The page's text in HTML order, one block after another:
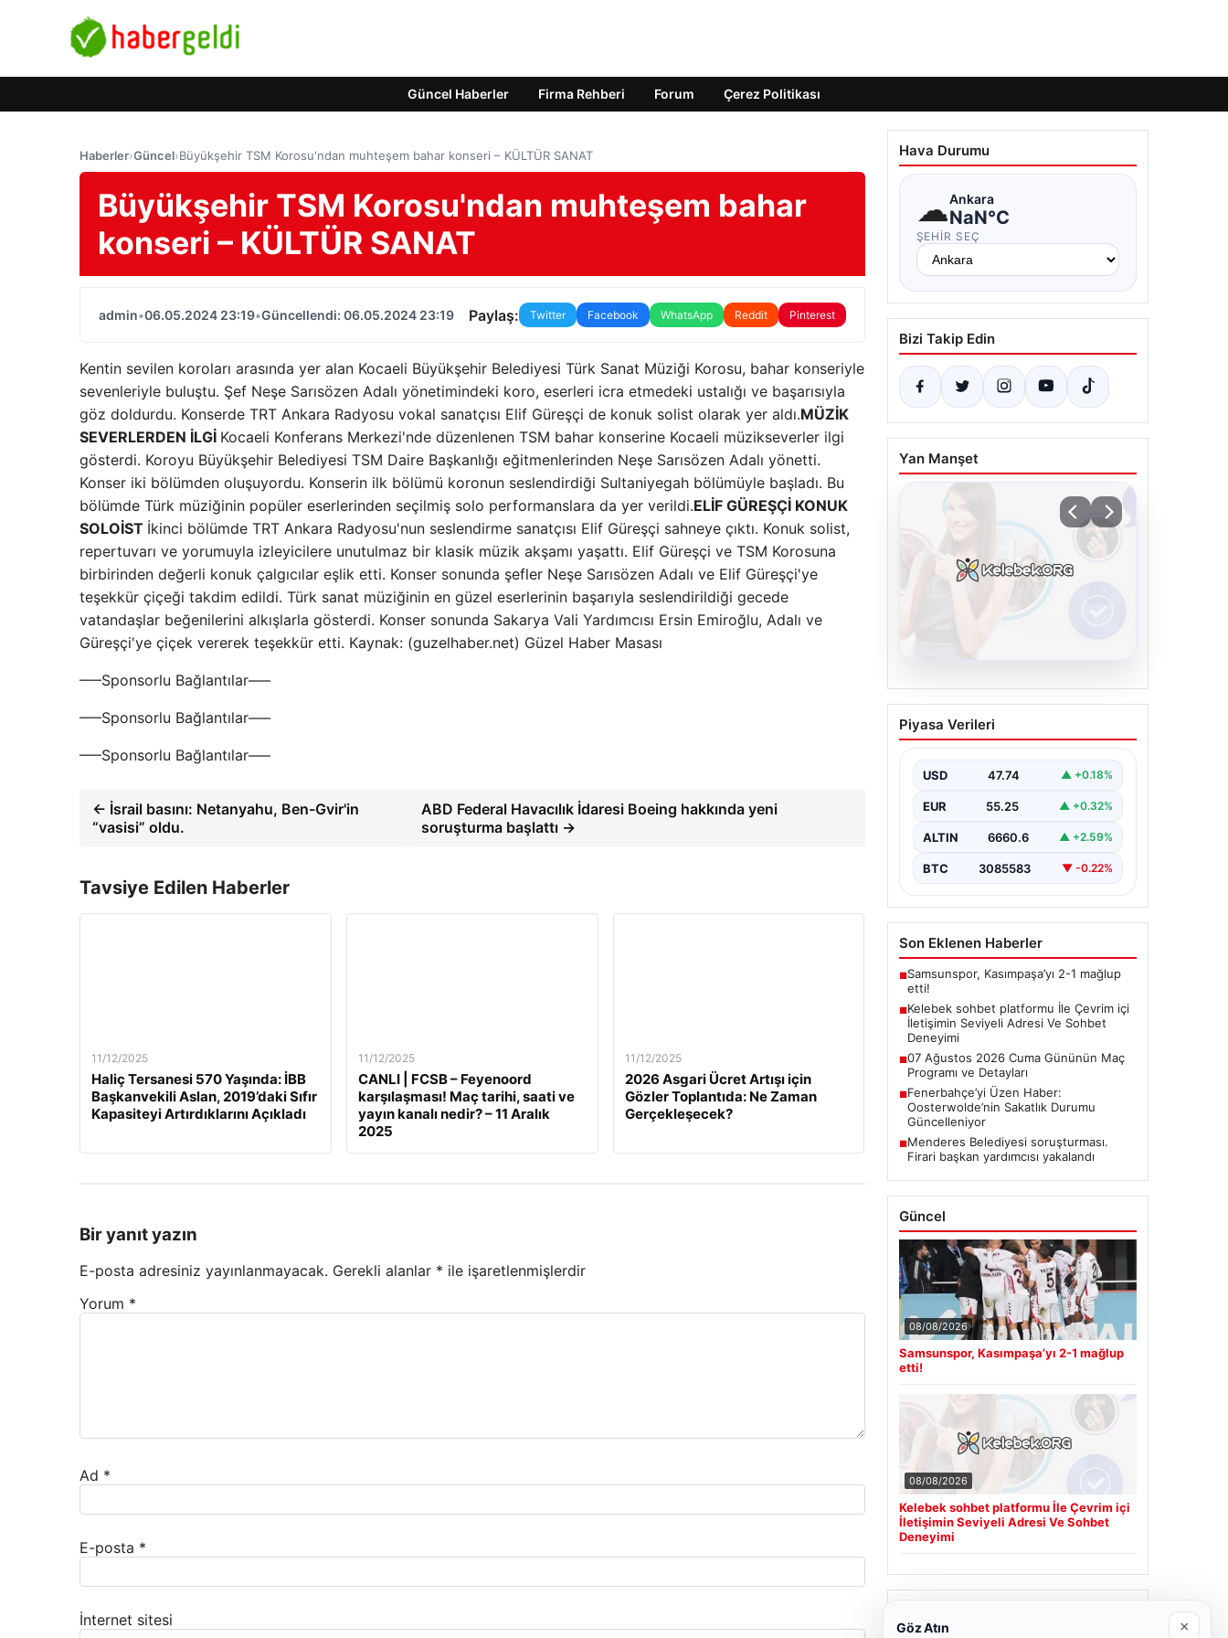
Güncel Haberler Firma Rehberi Forum Çerez Politikası
Haberler›Güncel›Büyükşehir TSM Korosu'ndan muhteşem bahar konseri – KÜLTÜR SANAT
Büyükşehir TSM Korosu'ndan muhteşem bahar
konseri – KÜLTÜR SANAT
admin•06.05.2024 23:19•Güncellendi: 06.05.2024 23:19 Paylaş: Twitter Facebook WhatsApp Reddit Pinterest
Kentin sevilen koroları arasında yer alan Kocaeli Büyükşehir Belediyesi Türk Sanat Müziği Korosu, bahar konseriyle
sevenleriyle buluştu. Şef Neşe Sarısözen Adalı yönetimindeki koro, eserleri icra etmedeki ustalığı ve başarısıyla
göz doldurdu. Konserde TRT Ankara Radyosu vokal sanatçısı Elif Güreşçi de konuk solist olarak yer aldı.MÜZİK
SEVERLERDEN İLGİ Kocaeli Konferans Merkezi'nde düzenlenen TSM bahar konserine Kocaeli müzikseverler ilgi
gösterdi. Koroyu Büyükşehir Belediyesi TSM Daire Başkanlığı eğitmenlerinden Neşe Sarısözen Adalı yönetti.
Konser iki bölümden oluşuyordu. Konserin ilk bölümü koronun seslendirdiği Sultaniyegah bölümüyle başladı. Bu
bölümde Türk müziğinin popüler eserlerinden seçilmiş solo performanslara da yer verildi.ELİF GÜREŞÇİ KONUK
SOLOİST İkinci bölümde TRT Ankara Radyosu'nun seslendirme sanatçısı Elif Güreşçi sahneye çıktı. Konuk solist,
repertuvarı ve yorumuyla izleyicilere unutulmaz bir klasik müzik akşamı yaşattı. Elif Güreşçi ve TSM Korosuna
birbirinden değerli konuk çalgıcılar eşlik etti. Konser sonunda şefler Neşe Sarısözen Adalı ve Elif Güreşçi'ye
teşekkür çiçeği takdim edildi. Türk sanat müziğinin en güzel eserlerinin başarıyla seslendirildiği gecede
vatandaşlar beğenilerini alkışlarla gösterdi. Konser sonunda Sakarya Vali Yardımcısı Ersin Emiroğlu, Adalı ve
Güreşçi'ye çiçek vererek teşekkür etti. Kaynak: (guzelhaber.net) Güzel Haber Masası
—–Sponsorlu Bağlantılar—–
—–Sponsorlu Bağlantılar—–
—–Sponsorlu Bağlantılar—–
← İsrail basını: Netanyahu, Ben-Gvir'in
“vasisi” oldu.
ABD Federal Havacılık İdaresi Boeing hakkında yeni
soruşturma başlattı →
Tavsiye Edilen Haberler
11/12/2025
Haliç Tersanesi 570 Yaşında: İBB
Başkanvekili Aslan, 2019’daki Sıfır
Kapasiteyi Artırdıklarını Açıkladı
11/12/2025
CANLI | FCSB – Feyenoord
karşılaşması! Maç tarihi, saati ve
yayın kanalı nedir? – 11 Aralık
2025
11/12/2025
2026 Asgari Ücret Artışı için
Gözler Toplantıda: Ne Zaman
Gerçekleşecek?
Bir yanıt yazın
E-posta adresiniz yayınlanmayacak. Gerekli alanlar * ile işaretlenmişlerdir
Yorum *
Ad *
E-posta *
İnternet sitesi
Hava Durumu
☁Ankara
NaN°C
ŞEHIR SEÇ
Bizi Takip Edin
Yan Manşet
Kelebek sohbet
platformu İle Çevrim içi
Adresi Ve Sohbet
Deneyimi
bir şekilde bağlantı sağlaması
Güncel…
Piyasa Verileri
USD 47.74 ▲ +0.18%
EUR 55.25 ▲ +0.32%
ALTIN 6660.6 ▲ +2.59%
BTC 3085583 ▼ -0.22%
Son Eklenen Haberler
■Samsunspor, Kasımpaşa’yı 2-1 mağlup
etti!
■Kelebek sohbet platformu İle Çevrim içi
İletişimin Seviyeli Adresi Ve Sohbet
Deneyimi
■07 Ağustos 2026 Cuma Gününün Maç
Programı ve Detayları
■Fenerbahçe’yi Üzen Haber:
Oosterwolde’nin Sakatlık Durumu
Güncelleniyor
■Menderes Belediyesi soruşturması.
Firari başkan yardımcısı yakalandı
Güncel
08/08/2026
Samsunspor, Kasımpaşa’yı 2-1 mağlup
etti!
08/08/2026
Kelebek sohbet platformu İle Çevrim içi
İletişimin Seviyeli Adresi Ve Sohbet
Deneyimi
Göz Atın ×